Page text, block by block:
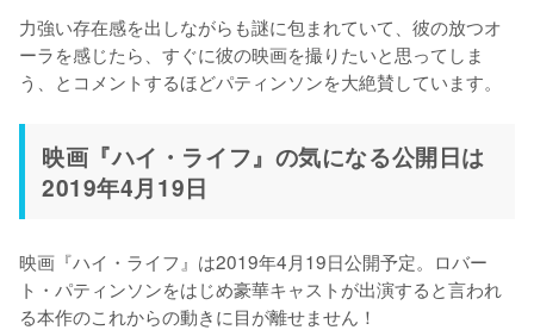
力強い存在感を出しながらも謎に包まれていて、彼の放つオ
ーラを感じたら、すぐに彼の映画を撮りたいと思ってしま
う、とコメントするほどパティンソンを大絶賛しています。
映画『ハイ・ライフ』の気になる公開日は
2019年4月19日
映画『ハイ・ライフ』は2019年4月19日公開予定。ロバー
ト・パティンソンをはじめ豪華キャストが出演すると言われ
る本作のこれからの動きに目が離せません！